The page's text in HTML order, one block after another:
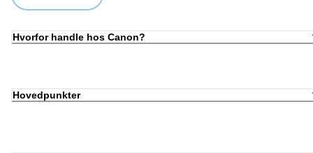
Hvorfor handle hos Canon?
Hovedpunkter